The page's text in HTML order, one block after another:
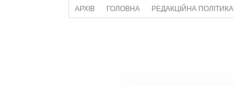
АРХІВ ГОЛОВНА РЕДАКЦІЙНА ПОЛІТИКА